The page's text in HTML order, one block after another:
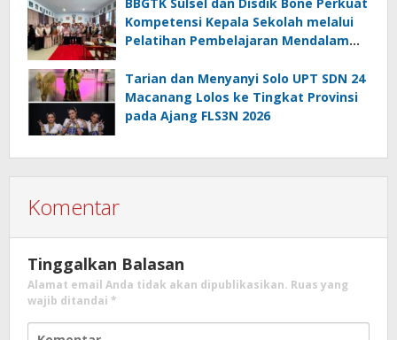
Kompetensi Kepala Sekolah melalui
Pelatihan Pembelajaran Mendalam
Tarian dan Menyanyi Solo UPT SDN 24
Macanang Lolos ke Tingkat Provinsi
pada Ajang FLS3N 2026
Komentar
Tinggalkan Balasan
Alamat email Anda tidak akan dipublikasikan. Ruas yang
wajib ditandai *